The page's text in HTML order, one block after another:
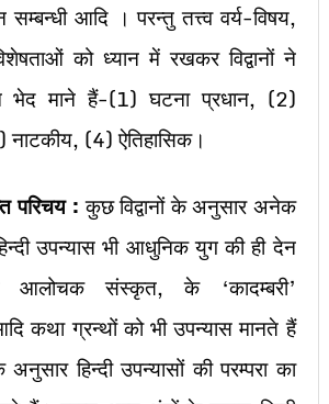
आदि । परन्तु तत्त्व वर्य-विषय,
को ध्यान में रखकर विद्वानों ने
भेद माने हैं-(1) घटना प्रधान, (2)
नाटकीय, (4) ऐतिहासिक।
परिचय : कुछ विद्वानों के अनुसार अनेक
उपन्यास भी आधुनिक युग की ही देन
संस्कृत, के ‘कादम्बरी’
कथा ग्रन्थों को भी उपन्यास मानते हैं
हिन्दी उपन्यासों की परम्परा का